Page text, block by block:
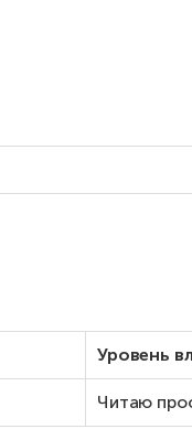
Уровень
Читаю